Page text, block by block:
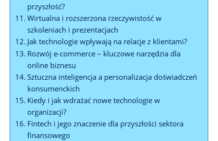
przyszłość?
Wirtualna i rozszerzona rzeczywistość w
szkoleniach i prezentacjach
Jak technologie wpływają na relacje z klientami?
Rozwój e-commerce – kluczowe narzędzia dla
online biznesu
Sztuczna inteligencja a personalizacja doświadczeń
konsumenckich
Kiedy i jak wdrażać nowe technologie w
organizacji?
Fintech i jego znaczenie dla przyszłości sektora
finansowego